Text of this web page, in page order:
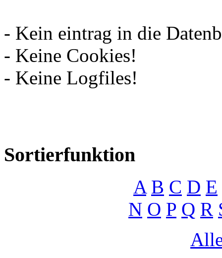
- Kein eintrag in die
- Keine Cookies!
- Keine Logfiles!
Sortierfunktion
A B C D E
N O P Q R